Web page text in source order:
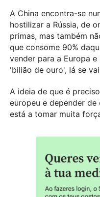
A China encontra-se
hostilizar a Rússia, de
primas, mas também
que consome 90%
vender para a Europa
'bilião de ouro', lá se
A ideia de que é
europeu e depender
está a tomar muita